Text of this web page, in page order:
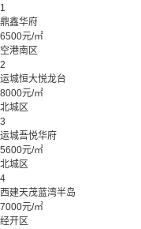
1
鼎鑫华府
6500元/㎡
空港南区
2
运城恒大悦龙台
8000元/㎡
北城区
3
运城吾悦华府
5600元/㎡
北城区
4
西建天茂蓝湾半岛
7000元/㎡
经开区